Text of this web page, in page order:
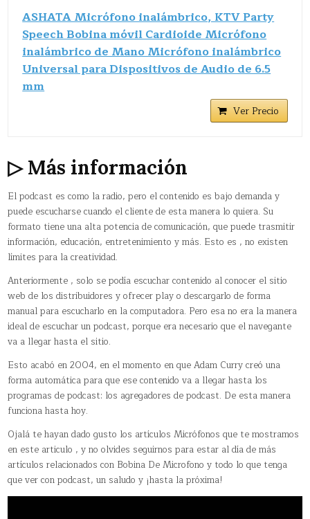
ASHATA Micrófono inalámbrico, KTV Party
Speech Bobina móvil Cardioide Micrófono
inalámbrico de Mano Micrófono inalámbrico
Universal para Dispositivos de Audio de 6.5
mm
Ver Precio
▷ Más información
El podcast es como la radio, pero el contenido es bajo demanda y
puede escucharse cuando el cliente de esta manera lo quiera. Su
formato tiene una alta potencia de comunicación, que puede trasmitir
información, educación, entretenimiento y más. Esto es , no existen
límites para la creatividad.
Anteriormente , solo se podía escuchar contenido al conocer el sitio
web de los distribuidores y ofrecer play o descargarlo de forma
manual para escucharlo en la computadora. Pero esa no era la manera
ideal de escuchar un podcast, porque era necesario que el navegante
va a llegar hasta el sitio.
Esto acabó en 2004, en el momento en que Adam Curry creó una
forma automática para que ese contenido va a llegar hasta los
programas de podcast: los agregadores de podcast. De esta manera
funciona hasta hoy.
Ojalá te hayan dado gusto los artículos Micrófonos que te mostramos
en este articulo , y no olvides seguirnos para estar al día de más
artículos relacionados con Bobina De Microfono y todo lo que tenga
que ver con podcast, un saludo y ¡hasta la próxima!